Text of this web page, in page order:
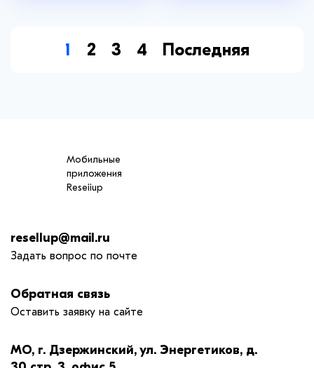
1 2 3 4 Последняя
Мобильные
приложения
Reseiiup
resellup@mail.ru
Задать вопрос по почте
Обратная связь
Оставить заявку на сайте
МО, г. Дзержинский, ул. Энергетиков, д.